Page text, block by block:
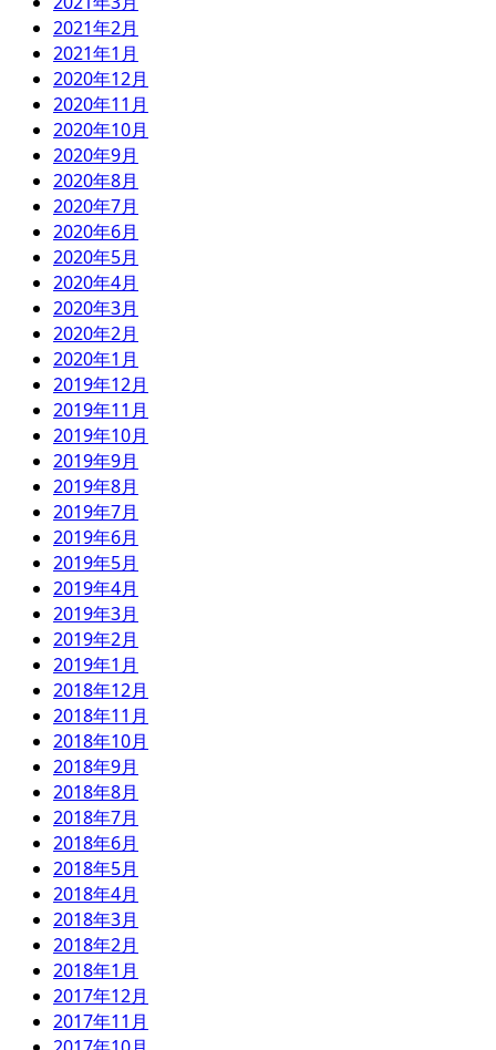
2021年2月
2021年1月
2020年12月
2020年11月
2020年10月
2020年9月
2020年8月
2020年7月
2020年6月
2020年5月
2020年4月
2020年3月
2020年2月
2020年1月
2019年12月
2019年11月
2019年10月
2019年9月
2019年8月
2019年7月
2019年6月
2019年5月
2019年4月
2019年3月
2019年2月
2019年1月
2018年12月
2018年11月
2018年10月
2018年9月
2018年8月
2018年7月
2018年6月
2018年5月
2018年4月
2018年3月
2018年2月
2018年1月
2017年12月
2017年11月